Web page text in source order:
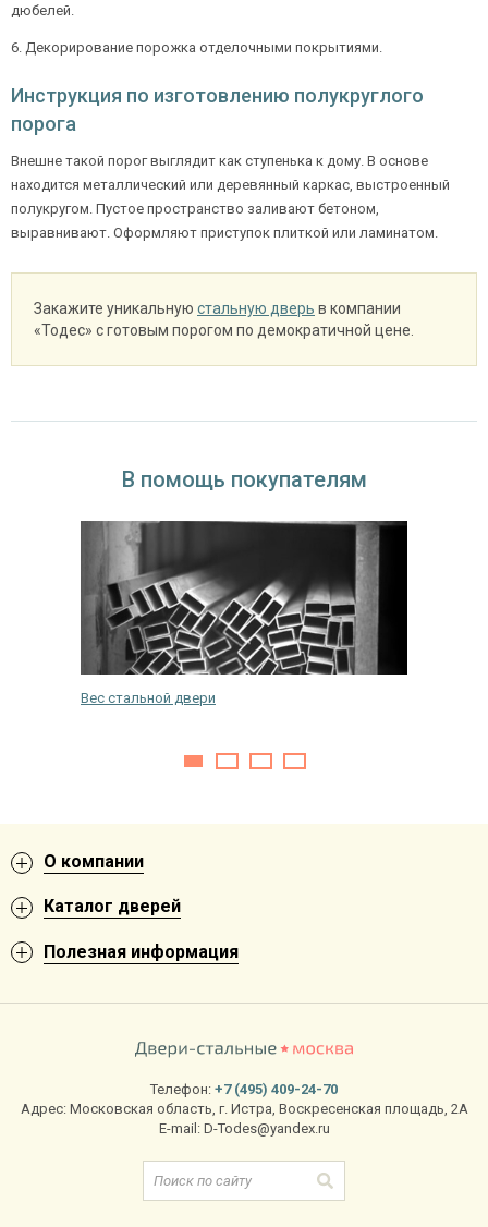
дюбелей.
6. Декорирование порожка отделочными покрытиями.
Инструкция по изготовлению полукруглого
порога
Внешне такой порог выглядит как ступенька к дому. В основе
находится металлический или деревянный каркас, выстроенный
полукругом. Пустое пространство заливают бетоном,
выравнивают. Оформляют приступок плиткой или ламинатом.
Закажите уникальную стальную дверь в компании
«Тодес» с готовым порогом по демократичной цене.
В помощь покупателям
Вес стальной двери
О компании
Каталог дверей
Полезная информация
Телефон: +7 (495) 409-24-70
Адрес: Московская область, г. Истра, Воскресенская площадь, 2А
E-mail: D-Todes@yandex.ru